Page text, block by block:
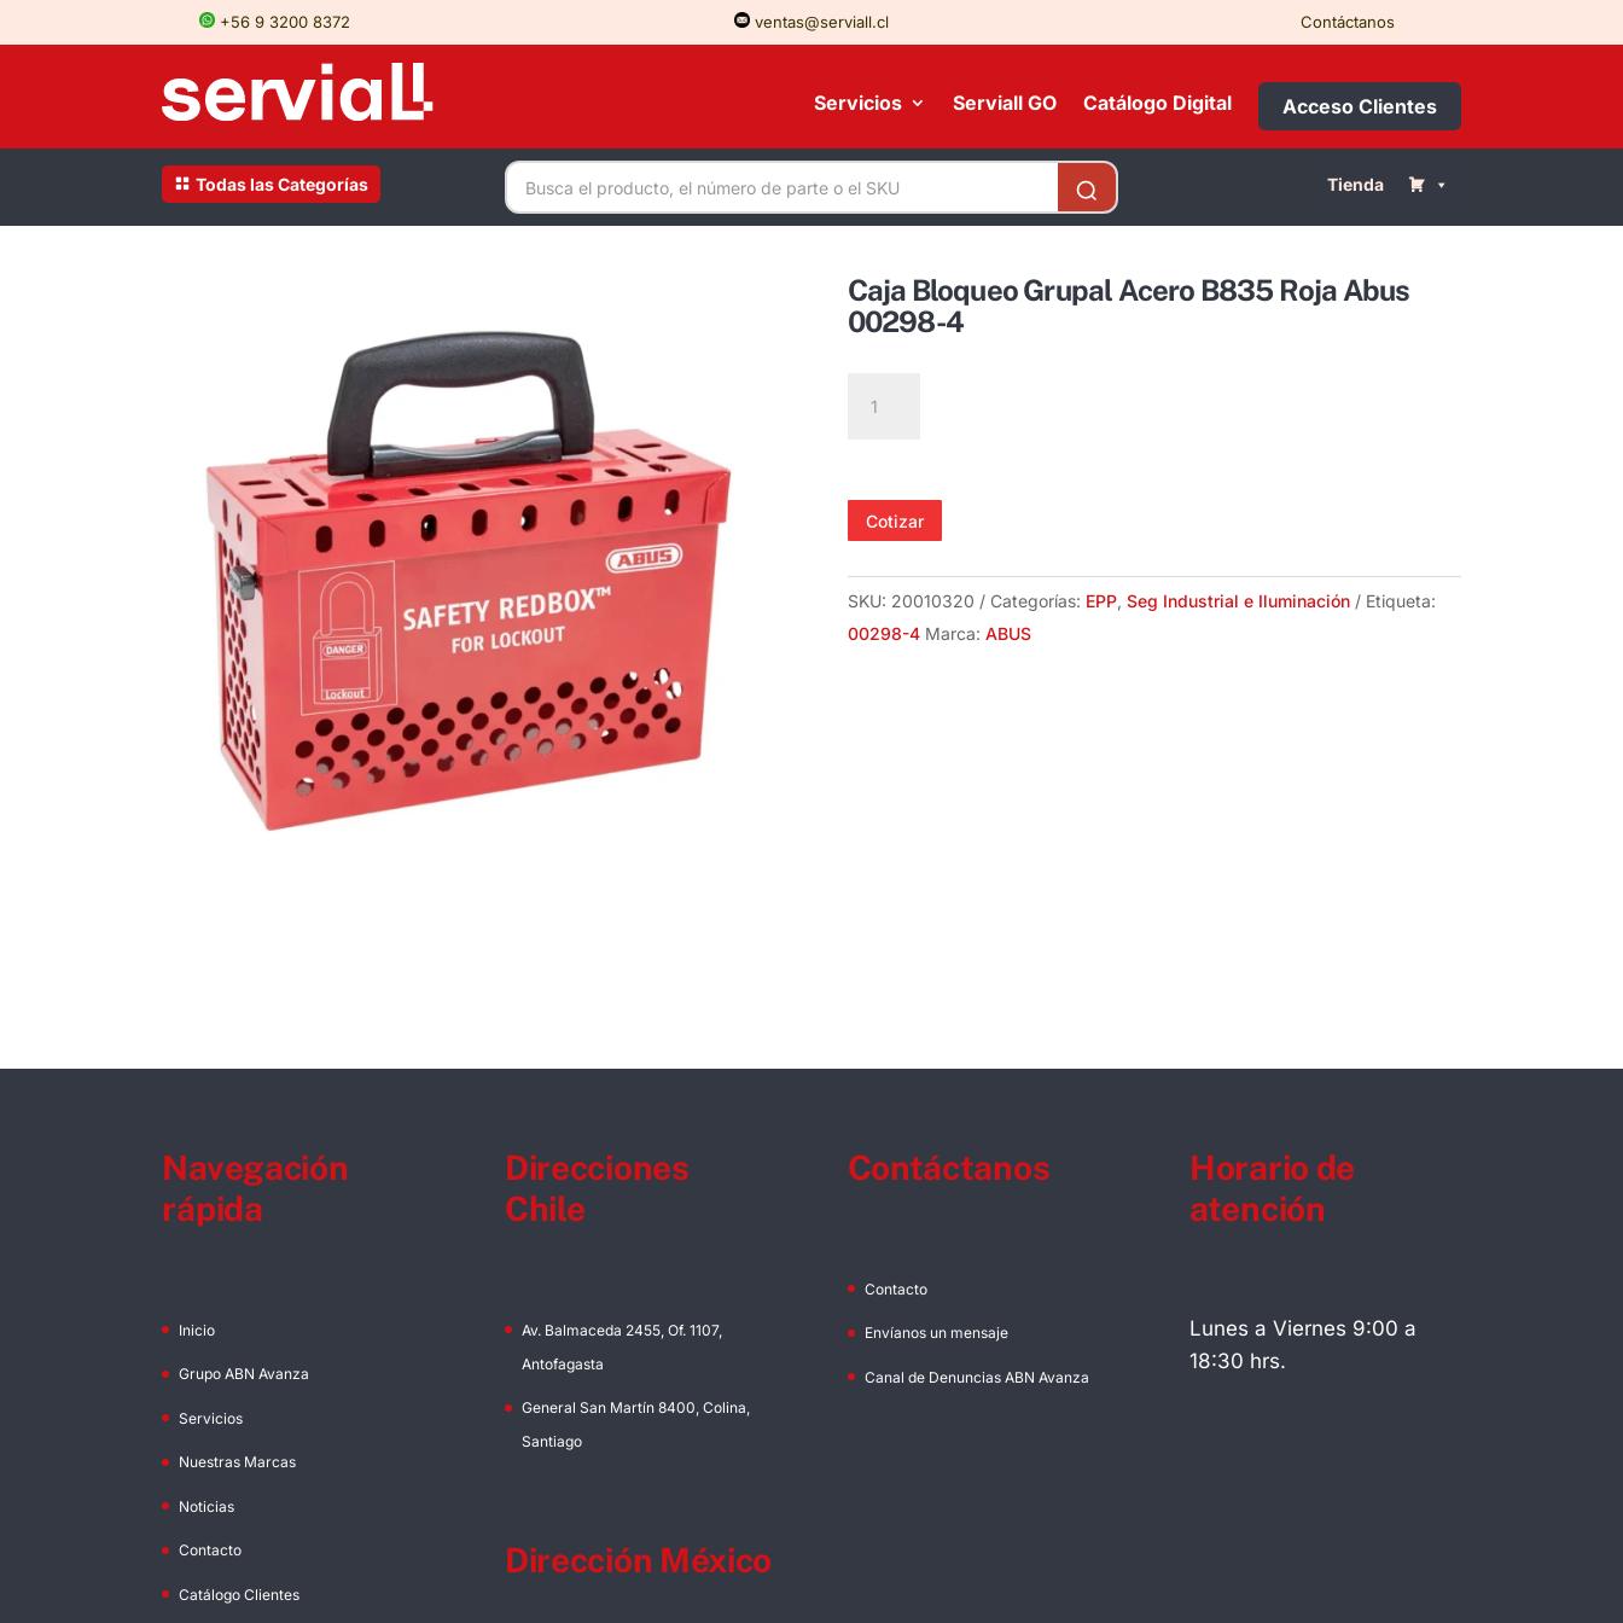
+56 9 3200 8372 ventas@serviall.cl Contáctanos
Servicios Serviall GO Catálogo Digital Acceso Clientes
Todas las Categorías Tienda
Caja Bloqueo Grupal Acero B835 Roja Abus
00298-4
Bloqueo
B835
Abus
00298-
4
Cotizar
SKU: 20010320 Categorías: EPP, Seg Industrial e Iluminación
Etiqueta:
00298-4 Marca: ABUS
Navegación
rápida
Inicio
Grupo ABN Avanza
Servicios
Nuestras Marcas
Noticias
Contacto
Catálogo Clientes
Direcciones
Chile
Av. Balmaceda 2455, Of. 1107,
Antofagasta
General San Martín 8400, Colina,
Santiago
Dirección México
Contáctanos
Contacto
Envíanos un mensaje
Canal de Denuncias ABN Avanza
Horario de
atención
Lunes a Viernes 9:00 a
18:30 hrs.